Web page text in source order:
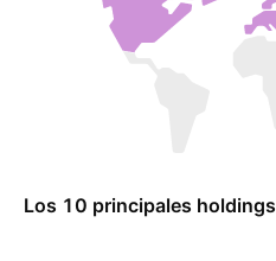
Los 10 principales holdings